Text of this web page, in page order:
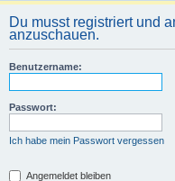
Du musst registriert und
anzuschauen.
Benutzername:
Passwort:
Ich habe mein Passwort vergessen
Angemeldet bleiben